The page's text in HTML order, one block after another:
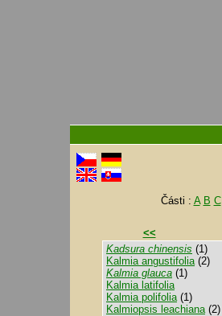
Části : A B C
<<
Kadsura chinensis (1)
Kalmia angustifolia(2)
Kalmia glauca (1)
Kalmia latifolia
Kalmia polifolia(1)
Kalmiopsis leachiana(2)